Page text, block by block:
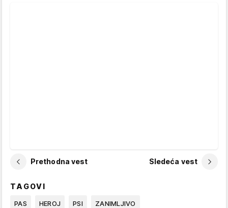
Prethodna vest Sledeća vest
TAGOVI
PAS HEROJ PSI ZANIMLJIVO